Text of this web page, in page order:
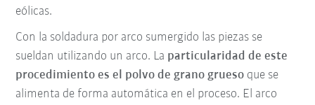
eólicas.
Con la soldadura por arco sumergido las piezas se
sueldan utilizando un arco. La particularidad de este
procedimiento es el polvo de grano grueso que se
alimenta de forma automática en el proceso. El arco